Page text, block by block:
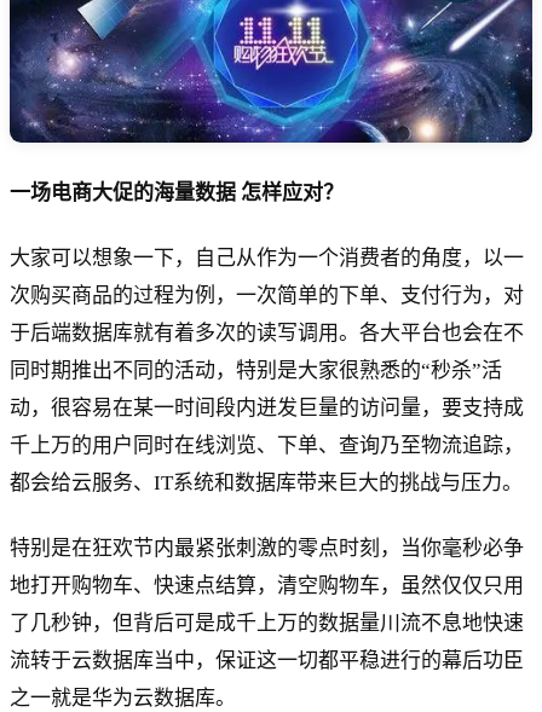
一场电商大促的海量数据 怎样应对？
大家可以想象一下，自己从作为一个消费者的角度，以一
次购买商品的过程为例，一次简单的下单、支付行为，对
于后端数据库就有着多次的读写调用。各大平台也会在不
同时期推出不同的活动，特别是大家很熟悉的“秒杀”活
动，很容易在某一时间段内迸发巨量的访问量，要支持成
千上万的用户同时在线浏览、下单、查询乃至物流追踪，
都会给云服务、IT系统和数据库带来巨大的挑战与压力。
特别是在狂欢节内最紧张刺激的零点时刻，当你毫秒必争
地打开购物车、快速点结算，清空购物车，虽然仅仅只用
了几秒钟，但背后可是成千上万的数据量川流不息地快速
流转于云数据库当中，保证这一切都平稳进行的幕后功臣
之一就是华为云数据库。